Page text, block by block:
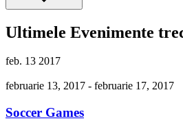
Ultimele Evenimente
feb. 13 2017
februarie 13, 2017 - februarie 17, 2017
Soccer Games